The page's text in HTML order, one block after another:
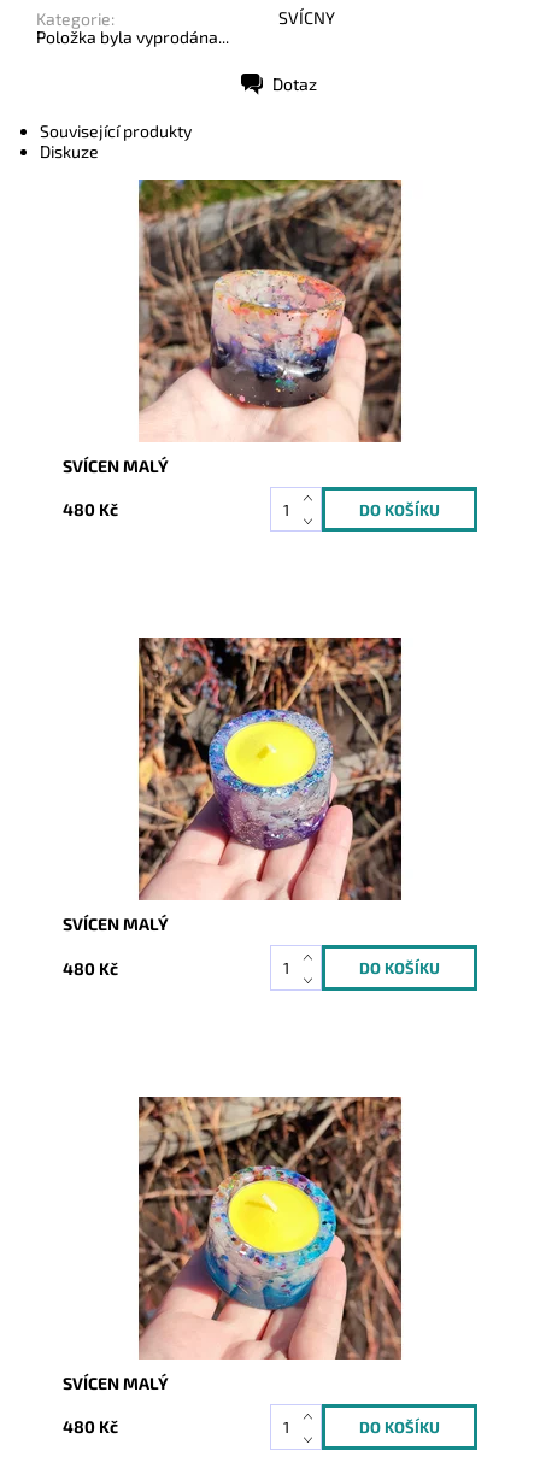
Kategorie:
SVÍCNY
Položka byla vyprodána...
Dotaz
Související produkty
Diskuze
Dostupnost:
Skladem
7580
SVÍCEN MALÝ
480 Kč
Dostupnost:
Skladem
7582
SVÍCEN MALÝ
480 Kč
Dostupnost:
Skladem
7583
SVÍCEN MALÝ
480 Kč